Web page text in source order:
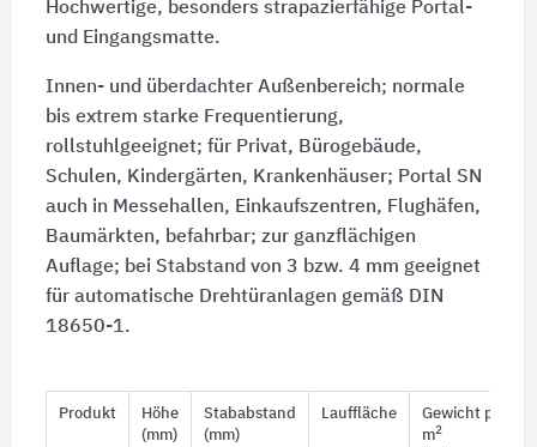
Hochwertige, besonders strapazierfähige Portal-
und Eingangsmatte.
Innen- und überdachter Außenbereich; normale
bis extrem starke Frequentierung,
rollstuhlgeeignet; für Privat, Bürogebäude,
Schulen, Kindergärten, Krankenhäuser; Portal SN
auch in Messehallen, Einkaufszentren, Flughäfen,
Baumärkten, befahrbar; zur ganzflächigen
Auflage; bei Stabstand von 3 bzw. 4 mm geeignet
für automatische Drehtüranlagen gemäß DIN
18650-1.
Produkt
Höhe
(mm)
Stababstand
(mm)
Lauffläche
Gewicht pro
m2